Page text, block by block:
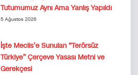
Tutumumuz Aynı Ama Yanlış Yapıldı
5 Ağustos 2026
İşte Meclis’e Sunulan “Terörsüz
Türkiye” Çerçeve Yasası Metni ve
Gerekçesi